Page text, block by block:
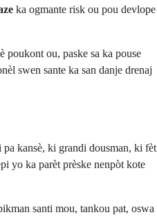
ka ogmante risk ou pou devlope
poukont ou, paske sa ka pouse
swen sante ka san danje drenaj
pa kansè, ki grandi dousman, ki fèt
yo ka parèt prèske nenpòt kote
santi mou, tankou pat, oswa